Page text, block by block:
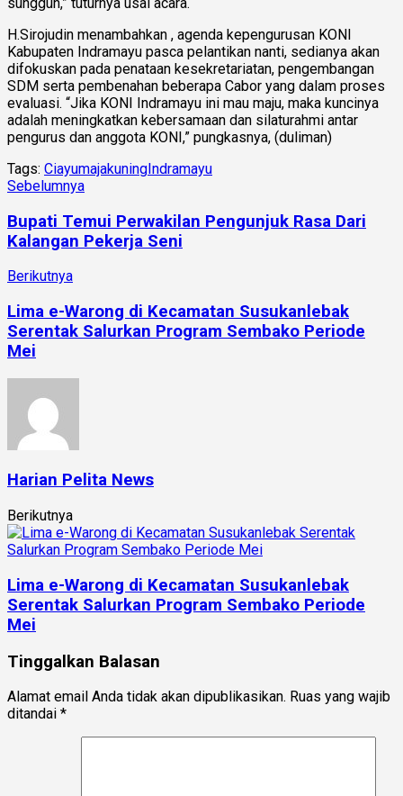
H.Sirojudin menambahkan , agenda kepengurusan KONI
Kabupaten Indramayu pasca pelantikan nanti, sedianya akan
difokuskan pada penataan kesekretariatan, pengembangan
SDM serta pembenahan beberapa Cabor yang dalam proses
evaluasi. “Jika KONI Indramayu ini mau maju, maka kuncinya
adalah meningkatkan kebersamaan dan silaturahmi antar
pengurus dan anggota KONI,” pungkasnya, (duliman)
Tags: CiayumajakuningIndramayu
Sebelumnya
Bupati Temui Perwakilan Pengunjuk Rasa Dari
Kalangan Pekerja Seni
Berikutnya
Lima e-Warong di Kecamatan Susukanlebak
Serentak Salurkan Program Sembako Periode
Mei
Harian Pelita News
Berikutnya
Lima e-Warong di Kecamatan Susukanlebak
Serentak Salurkan Program Sembako Periode
Mei
Tinggalkan Balasan
Alamat email Anda tidak akan dipublikasikan. Ruas yang wajib
ditandai *